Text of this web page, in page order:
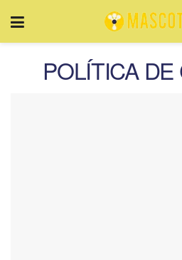
POLÍTICA